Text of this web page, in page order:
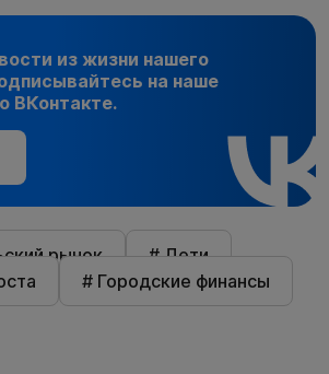
из жизни нашего
на наше
ВКонтакте.
рынок
# Дети
# Городские финансы